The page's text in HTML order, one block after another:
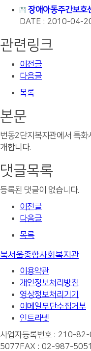
장애아동주간보호
DATE : 2010-04-
관련링크
이전글
다음글
목록
본문
번동2단지복지관에서 특
개합니다.
댓글목록
등록된 댓글이 없습니다.
이전글
다음글
목록
북서울종합사회복지관
이용약관
개인정보처리방침
영상정보처리기기
이메일무단수집거부
인트라넷
사업자등록번호 : 210-
5077 FAX : 02-987-5051